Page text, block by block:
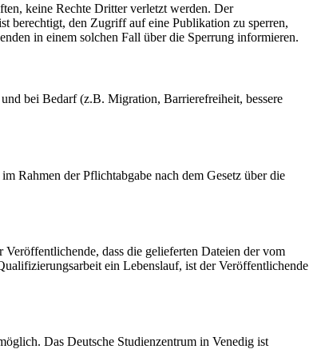
keine Rechte Dritter verletzt werden. Der
berechtigt, den Zugriff auf eine Publikation zu sperren,
in einem solchen Fall über die Sperrung informieren.
bei Bedarf (z.B. Migration, Barrierefreiheit, bessere
Rahmen der Pflichtabgabe nach dem Gesetz über die
dass die gelieferten Dateien der vom
ein Lebenslauf, ist der Veröffentlichende
Das Deutsche Studienzentrum in Venedig ist